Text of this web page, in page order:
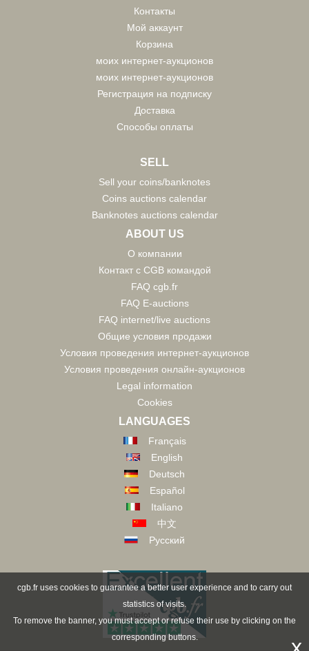
Контакты
Мой аккаунт
Корзина
моих интернет-аукционов
моих интернет-аукционов
Регистрация на подписку
Доставка
Способы оплаты
SELL
Sell your coins/banknotes
Coins auctions calendar
Banknotes auctions calendar
ABOUT US
О компании
Контакт с CGB командой
FAQ cgb.fr
FAQ E-auctions
FAQ internet/live auctions
Общие условия продажи
Условия проведения интернет-аукционов
Условия проведения онлайн-аукционов
Legal information
Cookies
LANGUAGES
Français
English
Deutsch
Español
Italiano
中文
Русский
cgb.fr uses cookies to guarantee a better user experience and to carry out
statistics of visits.
To remove the banner, you must accept or refuse their use by clicking on the
corresponding buttons.